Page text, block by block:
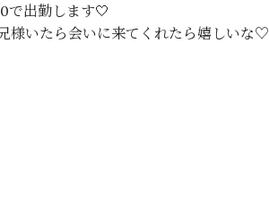
で出勤します🤍
様いたら会いに来てくれたら嬉しいな♡